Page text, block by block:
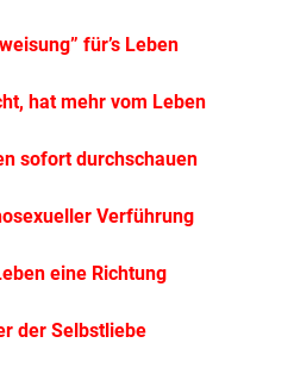
für’s Leben
hat mehr vom Leben
sofort durchschauen
Verführung
eine Richtung
der Selbstliebe